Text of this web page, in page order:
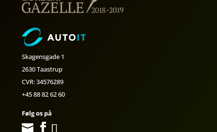
Skagensgade 1
2630 Taastrup
CVR: 34576289
+45 88 82 62 60
Følg os på